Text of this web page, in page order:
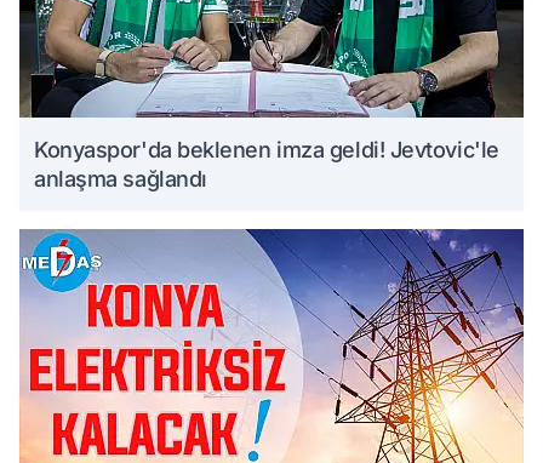
Konyaspor'da beklenen imza geldi! Jevtovic'le
anlaşma sağlandı